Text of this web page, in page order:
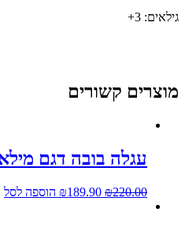
3+
קשורים
עגלה בובה דגם
₪220.00
₪189.90 הוספה לסל